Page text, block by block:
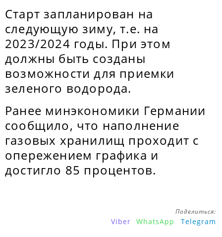
Старт запланирован на
следующую зиму, т.е. на
2023/2024 годы. При этом
должны быть созданы
возможности для приемки
зеленого водорода.
Ранее минэкономики Германии
сообщило, что наполнение
газовых хранилищ проходит с
опережением графика и
достигло 85 процентов.
Поделиться:
Viber WhatsApp Telegram